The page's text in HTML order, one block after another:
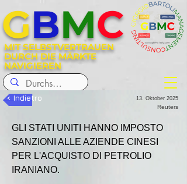
MIT SELBSTVERTRAUEN
DURCH DIE MÄRKTE
NAVIGIEREN
GBMC
< Indietro 13. Oktober 2025
Reuters
GLI STATI UNITI HANNO IMPOSTO
SANZIONI ALLE AZIENDE CINESI
PER L'ACQUISTO DI PETROLIO
IRANIANO.